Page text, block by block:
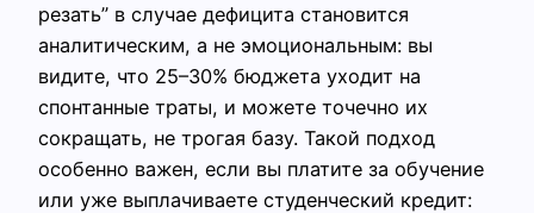
резать” в случае дефицита становится
аналитическим, а не эмоциональным: вы
видите, что 25–30% бюджета уходит на
спонтанные траты, и можете точечно их
сокращать, не трогая базу. Такой подход
особенно важен, если вы платите за обучение
или уже выплачиваете студенческий кредит: